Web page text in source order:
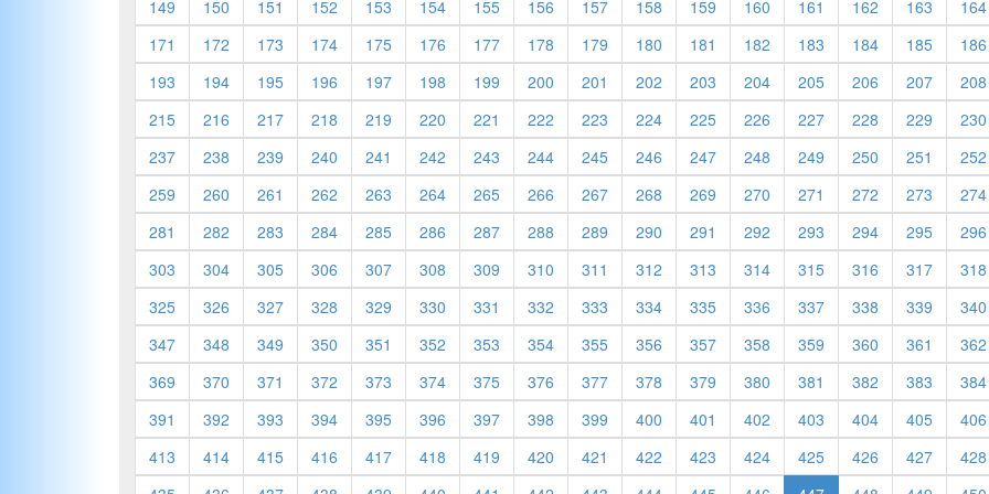
149 150 151 152 153 154 155 156 157 158 159 160 161 162 163
164
171
172 173 174 175 176 177 178 179 180 181 182 183 184 185
186
193
194 195 196 197 198 199 200 201 202 203 204 205 206 207
208
215
216 217 218 219 220 221 222 223 224 225 226 227 228 229
230
237
238 239 240 241 242 243 244 245 246 247 248 249 250 251
252
259
260 261 262 263 264 265 266 267 268 269 270 271 272 273
274
281
282 283 284 285 286 287 288 289 290 291 292 293 294 295
296
303
304 305 306 307 308 309 310 311 312 313 314 315 316 317
318
325
326 327 328 329 330 331 332 333 334 335 336 337 338 339
340
347
348 349 350 351 352 353 354 355 356 357 358 359 360 361
362
369
370 371 372 373 374 375 376 377 378 379 380 381 382 383
384
391
392 393 394 395 396 397 398 399 400 401 402 403 404 405
406
413
414 415 416 417 418 419 420 421 422 423 424 425 426 427
428